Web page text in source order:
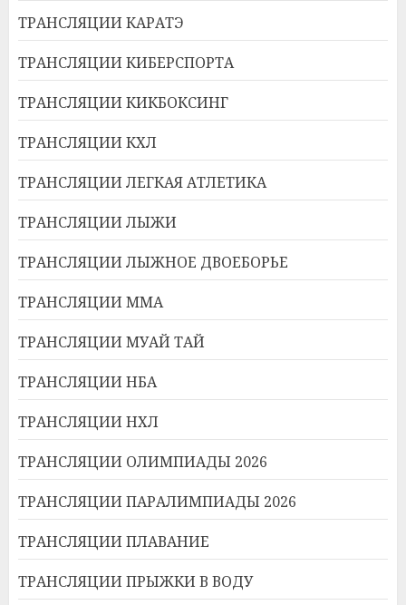
ТРАНСЛЯЦИИ КАРАТЭ
ТРАНСЛЯЦИИ КИБЕРСПОРТА
ТРАНСЛЯЦИИ КИКБОКСИНГ
ТРАНСЛЯЦИИ КХЛ
ТРАНСЛЯЦИИ ЛЕГКАЯ АТЛЕТИКА
ТРАНСЛЯЦИИ ЛЫЖИ
ТРАНСЛЯЦИИ ЛЫЖНОЕ ДВОЕБОРЬЕ
ТРАНСЛЯЦИИ ММА
ТРАНСЛЯЦИИ МУАЙ ТАЙ
ТРАНСЛЯЦИИ НБА
ТРАНСЛЯЦИИ НХЛ
ТРАНСЛЯЦИИ ОЛИМПИАДЫ 2026
ТРАНСЛЯЦИИ ПАРАЛИМПИАДЫ 2026
ТРАНСЛЯЦИИ ПЛАВАНИЕ
ТРАНСЛЯЦИИ ПРЫЖКИ В ВОДУ